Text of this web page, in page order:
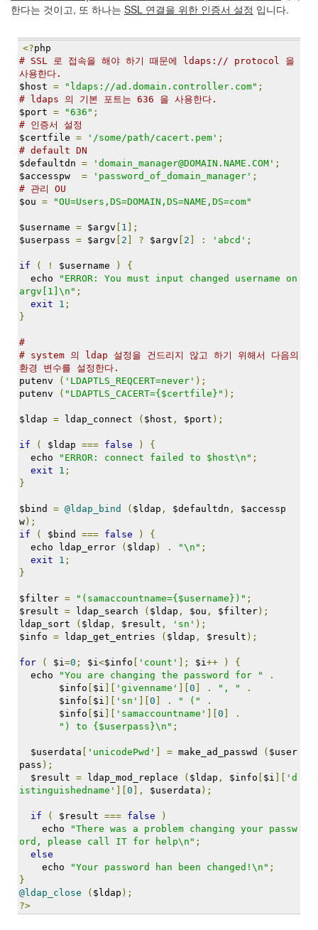
한다는 것이고, 또 하나는 SSL 연결을 위한 인증서 설정 입니다.
<?php
# SSL 로 접속을 해야 하기 때문에 ldaps:// protocol 을
사용한다.
$host = "ldaps://ad.domain.controller.com" ;
# ldaps 의 기본 포트는 636 을 사용한다.
$port = "636" ;
# 인증서 설정
$certfile = '/some/path/cacert.pem' ;
# default DN
$defaultdn = 'domain_manager@DOMAIN.NAME.COM' ;
$accesspw = 'password_of_domain_manager' ;
# 관리 OU
$ou = "OU=Users,DS=DOMAIN,DS=NAME,DS=com"
$username = $argv 1 ];
$userpass = $argv 2 ? $argv 2 : 'abcd' ;
if ( ! $username )
{
echo
"ERROR: You must input changed username on
argv[1]\n" ;
exit
1 ;
}
#
# system 의 ldap 설정을 건드리지 않고 하기 위해서 다음의
환경 변수를 설정한다.
putenv
( 'LDAPTLS_REQCERT=never' );
putenv
( "LDAPTLS_CACERT={$certfile}" );
$ldap = ldap_connect ( $host , $port );
if ( $ldap === false )
{
echo
"ERROR: connect failed to $host\n" ;
exit
1 ;
}
$bind = @ldap_bind ( $ldap , $defaultdn ,
$accessp
w);
if
( $bind === false )
{
echo ldap_error
( $ldap ) . "\n" ;
exit
1 ;
}
$filter = "(samaccountname={$username})" ;
$result = ldap_search ( $ldap , $ou , $filter);
ldap_sort
( $ldap , $result , 'sn' );
$info = ldap_get_entries ( $ldap , $result );
for ( $i=0 ; $i<$info 'count' ]; $i++ )
{
echo
"You are changing the password for "
.
$info
$i 'givenname' 0 . ", "
.
$info
$i 'sn' 0 . " ("
.
$info
$i 'samaccountname' 0
.
") to {$userpass}\n" ;
$userdata 'unicodePwd' = make_ad_passwd ( $user
pass );
$result = ldap_mod_replace ( $ldap , $info $i
'd
istinguishedname'
0 ], $userdata );
if ( $result === false
)
echo
"There was a problem changing your passw
ord, please call IT for help\n" ;
else
echo
"Your password han been changed!\n" ;
}
@ldap_close
( $ldap );
?>
AA
1.5V
Li-
ion
1280...
1
by
김
정
균
BASMAN
AA1650
방
테
스
1
김
정
균
Liitokala
9V
충
방
전...
by
균
하
이
맥
스
엑
균